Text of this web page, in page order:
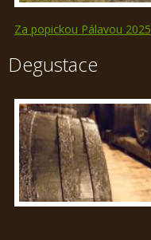
Za popickou Pálavou 2025
Degustace